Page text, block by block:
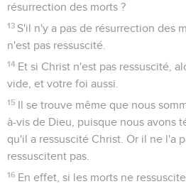
résurrection des morts ?
13 S'il n'y a pas de résurrection des
n'est pas ressuscité.
14 Et si Christ n'est pas ressuscité,
vide, et votre foi aussi.
15 Il se trouve même que nous
à-vis de Dieu, puisque nous avons
qu'il a ressuscité Christ. Or il ne l'a
ressuscitent pas.
16 En effet, si les morts ne